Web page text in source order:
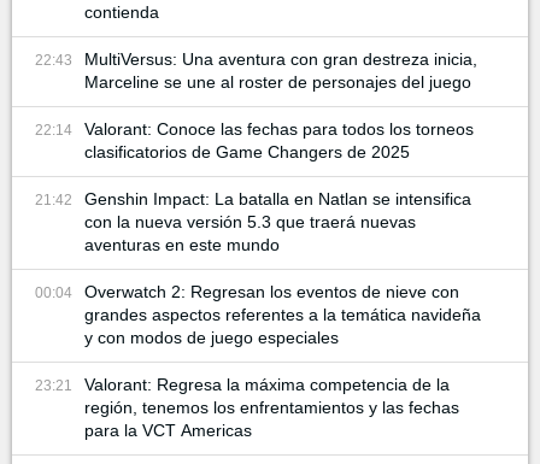
contienda
22:43
MultiVersus: Una aventura con gran destreza inicia,
Marceline se une al roster de personajes del juego
22:14
Valorant: Conoce las fechas para todos los torneos
clasificatorios de Game Changers de 2025
21:42
Genshin Impact: La batalla en Natlan se intensifica
con la nueva versión 5.3 que traerá nuevas
aventuras en este mundo
00:04
Overwatch 2: Regresan los eventos de nieve con
grandes aspectos referentes a la temática navideña
y con modos de juego especiales
23:21
Valorant: Regresa la máxima competencia de la
región, tenemos los enfrentamientos y las fechas
para la VCT Americas